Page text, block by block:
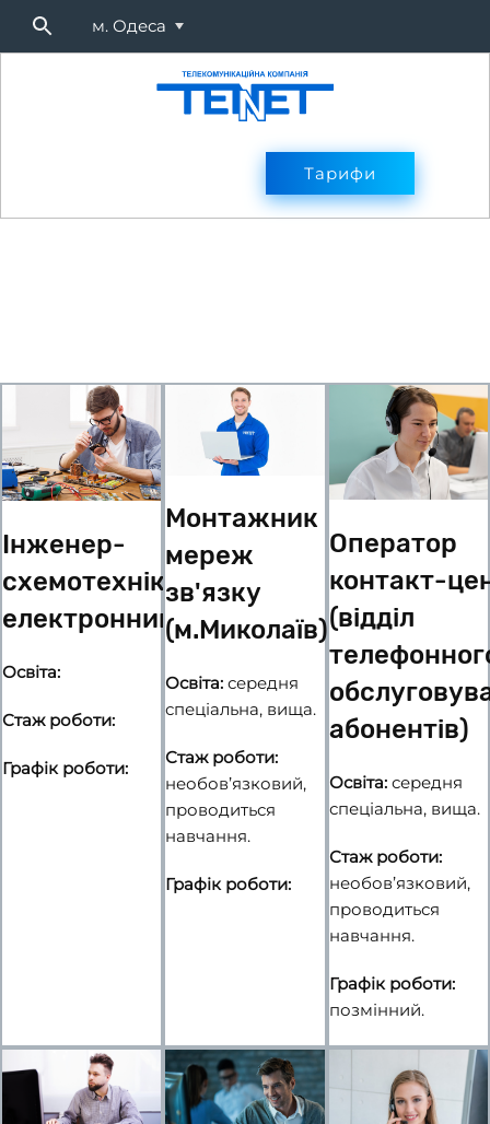
м. Одеса
Оплата
Тарифи
Інженер-
схемотехнік,
електронник
Освіта:
Стаж роботи:
Графік роботи:
Монтажник
мереж
зв'язку
(м.Миколаїв)
Освіта: середня
спеціальна, вища.
Стаж роботи:
необов’язковий,
проводиться
навчання.
Графік роботи:
Оператор
контакт-
(відділ
абонентів)
Освіта:середня
спеціальна, вища.
Стаж роботи:
необов’язковий,
проводиться
навчання.
Графік роботи:
позмінний.